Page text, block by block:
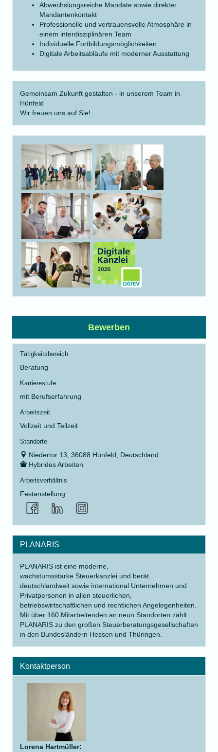
Abwechslungsreiche Mandate sowie direkter
Mandantenkontakt
Professionelle und vertrauensvolle Atmosphäre in
einem interdisziplinären Team
Individuelle Fortbildungsmöglichkeiten
Digitale Arbeitsabläufe mit moderner Ausstattung
Gemeinsam Zukunft gestalten - in unserem Team in
Hünfeld
Wir freuen uns auf Sie!
Bewerben
Tätigkeitsbereich
Beratung
Karrierestufe
mit Berufserfahrung
Arbeitszeit
Vollzeit und Teilzeit
Standorte
Niedertor 13, 36088 Hünfeld, Deutschland
Hybrides Arbeiten
Arbeitsverhältnis
Festanstellung
PLANARIS
PLANARIS ist eine moderne,
wachstumsstarke Steuerkanzlei und berät
deutschlandweit sowie international Unternehmen und
Privatpersonen in allen steuerlichen,
betriebswirtschaftlichen und rechtlichen Angelegenheiten.
Mit über 160 Mitarbeitenden an neun Standorten zählt
PLANARIS zu den großen Steuerberatungsgesellschaften
in den Bundesländern Hessen und Thüringen.
Kontaktperson
Lorena Hartmüller: